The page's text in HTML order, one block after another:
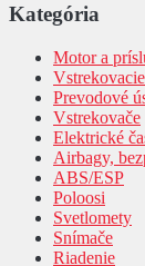
Kategória
Motor a
Prevodové
Vstrekovače
Elektrické
Airbagy,
ABS/ESP
Poloosi
Svetlomety
Snímače
Riadenie